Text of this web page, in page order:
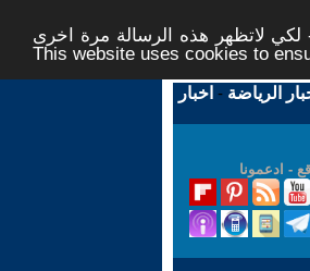
لاتظهر هذه الرسالة مرة اخرى -
This website uses cookies to
الرياضة - اخبار
- ادعمونا